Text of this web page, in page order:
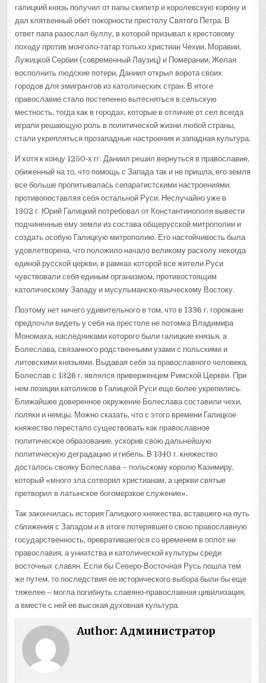
галицкий князь получил от папы скипетр и королевскую корону и
дал клятвенный обет покорности престолу Святого Петра. В
ответ папа разослал буллу, в которой призывал к крестовому
походу против монголо‑татар только христиан Чехии, Моравии,
Лужицкой Сербии (современный Лаузиц) и Померании. Желая
восполнить людские потери, Даниил открыл ворота своих
городов для эмигрантов из католических стран. В итоге
православие стало постепенно вытесняться в сельскую
местность, тогда как в городах, которые в отличие от сел всегда
играли решающую роль в политической жизни любой страны,
стали укрепляться прозападные настроения и западная культура.
И хотя к концу 1250‑х гг. Даниил решил вернуться в православие,
обиженный на то, что помощь с Запада так и не пришла, его земля
все больше пропитывалась сепаратистскими настроениями,
противопоставляя себя остальной Руси. Неслучайно уже в
1302 г. Юрий Галицкий потребовал от Константинополя вывести
подчиненные ему земли из состава общерусской митрополии и
создать особую Галицкую митрополию. Его настойчивость была
удовлетворена, что положило начало великому расколу некогда
единой русской церкви, в рамках которой все жители Руси
чувствовали себя единым организмом, противостоящим
католическому Западу и мусульманско‑языческому Востоку.
Поэтому нет ничего удивительного в том, что в 1336 г. горожане
предпочли видеть у себя на престоле не потомка Владимира
Мономаха, наследниками которого были галицкие князья, а
Болеслава, связанного родственными узами с польскими и
литовскими князьями. Выдавая себя за православного человека,
Болеслав с 1326 г. являлся приверженцем Римской Церкви. При
нем позиции католиков в Галицкой Руси еще более укрепились.
Ближайшее доверенное окружение Болеслава составили чехи,
поляки и немцы. Можно сказать, что с этого времени Галицкое
княжество перестало существовать как православное
политическое образование, ускорив свою дальнейшую
политическую деградацию и гибель. В 1340 г. княжество
досталось свояку Болеслава – польскому королю Казимиру,
который «много зла сотворил христианам, а церкви святые
претворил в латынское богомерзкое служение».
Так закончилась история Галицкого княжества, вставшего на путь
сближения с Западом и в итоге потерявшего свою православную
государственность, превратившегося со временем в оплот не
православия, а униатства и католической культуры среди
восточных славян. Если бы Северо‑Восточная Русь пошла тем
же путем, то последствия ее исторического выбора были бы еще
тяжелее – могла погибнуть славяно‑православная цивилизация,
а вместе с ней ее высокая духовная культура.
Author:Администратор